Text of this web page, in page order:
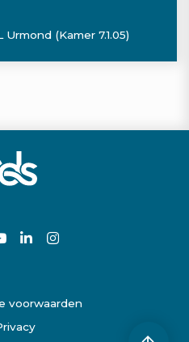
(Kamer 7.1.05)
voorwaarden